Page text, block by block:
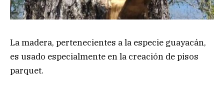
La madera, pertenecientes a la especie guayacán,
es usado especialmente en la creación de pisos
parquet.